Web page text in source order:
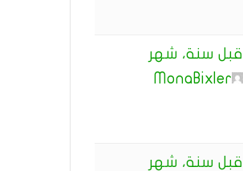
قبل سنة، شهر
MonaBixler
قبل سنة، شهر